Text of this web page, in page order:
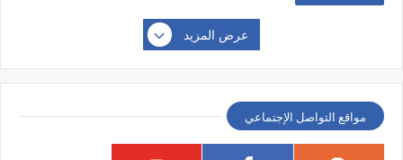
عرض المزيد
مواقع التواصل الإجتماعي